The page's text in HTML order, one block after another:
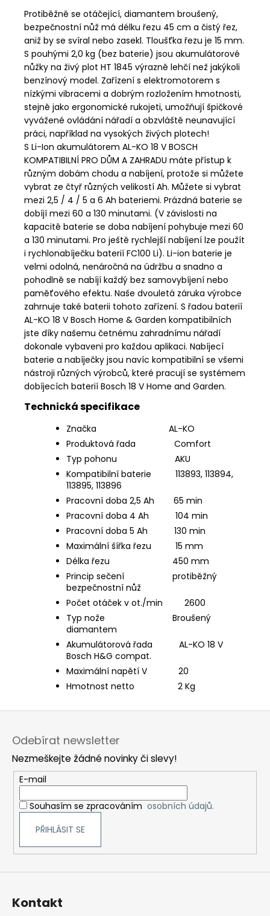
Protiběžně se otáčející, diamantem broušený,
bezpečnostní nůž má délku řezu 45 cm a čistý řez,
aniž by se svíral nebo zasekl. Tloušťka řezu je 15 mm.
S pouhými 2,0 kg (bez baterie) jsou akumulátorové
nůžky na živý plot HT 1845 výrazně lehčí než jakýkoli
benzínový model. Zařízení s elektromotorem s
nízkými vibracemi a dobrým rozložením hmotnosti,
stejně jako ergonomické rukojeti, umožňují špičkové
vyvážené ovládání nářadí a obzvláště neunavující
práci, například na vysokých živých plotech!
S Li-Ion akumulátorem AL-KO 18 V BOSCH
KOMPATIBILNÍ PRO DŮM A ZAHRADU máte přístup k
různým dobám chodu a nabíjení, protože si můžete
vybrat ze čtyř různých velikostí Ah. Můžete si vybrat
mezi 2,5 / 4 / 5 a 6 Ah bateriemi. Prázdná baterie se
dobíjí mezi 60 a 130 minutami. (V závislosti na
kapacitě baterie se doba nabíjení pohybuje mezi 60
a 130 minutami. Pro ještě rychlejší nabíjení lze použít
i rychlonabíječku baterií FC100 Li). Li-ion baterie je
velmi odolná, nenáročná na údržbu a snadno a
pohodlně se nabíjí každý bez samovybíjení nebo
paměťového efektu. Naše dvouletá záruka výrobce
zahrnuje také baterii tohoto zařízení. S řadou baterií
AL-KO 18 V Bosch Home & Garden kompatibilních
jste díky našemu četnému zahradnímu nářadí
dokonale vybaveni pro každou aplikaci. Nabíjecí
baterie a nabíječky jsou navíc kompatibilní se všemi
nástroji různých výrobců, které pracují se systémem
dobíjecích baterií Bosch 18 V Home and Garden.
Technická specifikace
Značka AL-KO
Produktová řada Comfort
Typ pohonu AKU
Kompatibilní baterie 113893, 113894,
113895, 113896
Pracovní doba 2,5 Ah 65 min
Pracovní doba 4 Ah 104 min
Pracovní doba 5 Ah 130 min
Maximální šířka řezu 15 mm
Délka řezu 450 mm
Princip sečení protiběžný
bezpečnostní nůž
Počet otáček v ot./min 2600
Typ nože Broušený
diamantem
Akumulátorová řada AL-KO 18 V
Bosch H&G compat.
Maximální napětí V 20
Hmotnost netto 2 Kg
Z
Odebírat newsletter
Nezmeškejte žádné novinky či slevy!
E-mail
Souhasím se zpracováním osobních údajů.
PŘIHLÁSIT SE
Kontakt